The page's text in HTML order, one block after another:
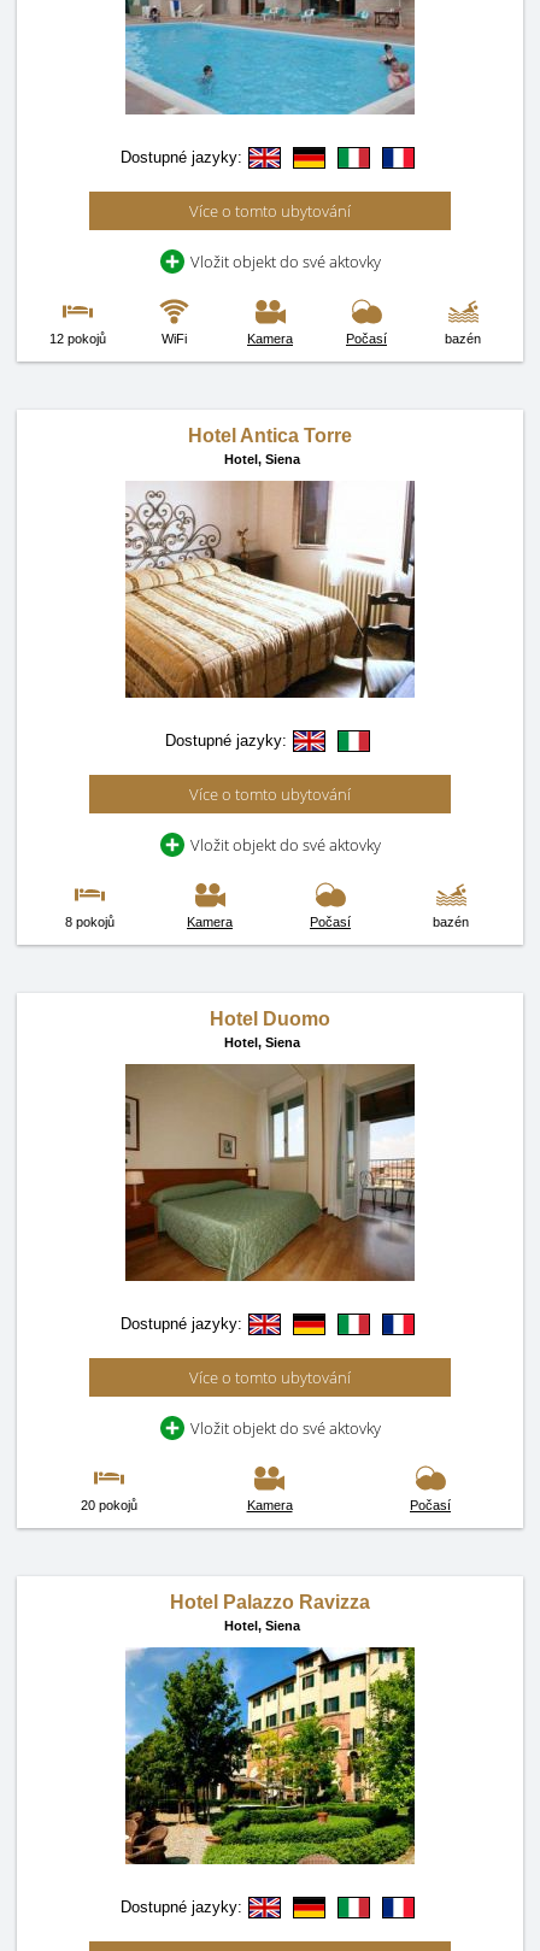
Dostupné jazyky:
Více o tomto ubytování
Vložit objekt do své aktovky
12 pokojů WiFi Kamera Počasí bazén
Hotel Antica Torre
Hotel, Siena
Dostupné jazyky:
Více o tomto ubytování
Vložit objekt do své aktovky
8 pokojů Kamera Počasí bazén
Hotel Duomo
Hotel, Siena
Dostupné jazyky:
Více o tomto ubytování
Vložit objekt do své aktovky
20 pokojů Kamera Počasí
Hotel Palazzo Ravizza
Hotel, Siena
Dostupné jazyky: